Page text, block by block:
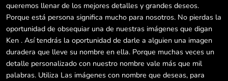
queremos llenar de los mejores detalles y grandes deseos.
Porque está persona significa mucho para nosotros. No pierdas la
oportunidad de obsequiar una de nuestras imágenes que digan
Ken . Así tendrás la oportunidad de darle a alguien una imagen
duradera que lleve su nombre en ella. Porque muchas veces un
detalle personalizado con nuestro nombre vale más que mil
palabras. Utiliza Las imágenes con nombre que deseas, para